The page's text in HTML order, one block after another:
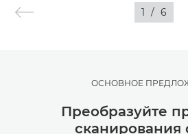
1 / 6
ОСНОВНОЕ
Преобразуйте
сканирования